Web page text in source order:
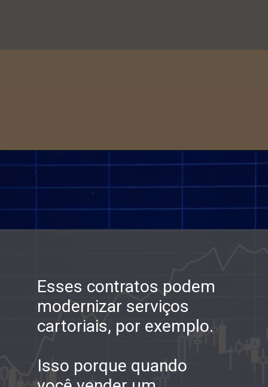
modernizar serviços
cartoriais, por exemplo.
Isso porque quando